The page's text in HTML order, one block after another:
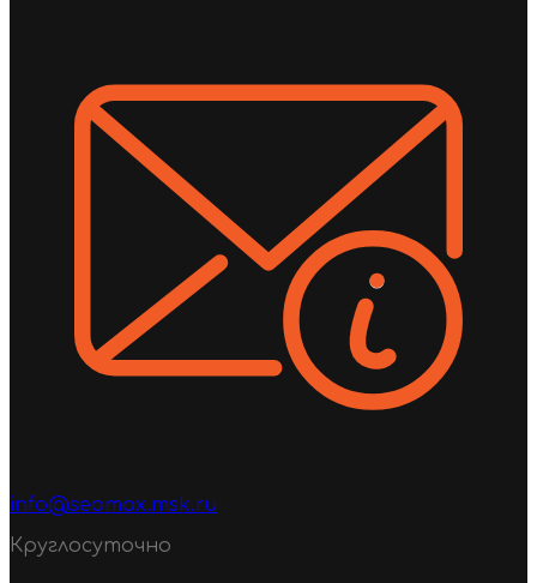
info@seomax.msk.ru
Круглосуточно